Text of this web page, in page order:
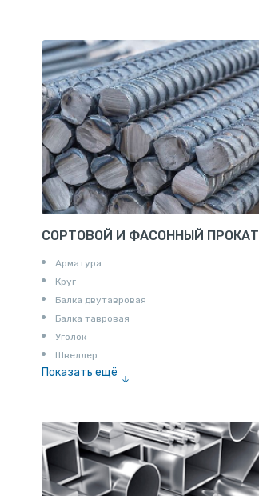
СОРТОВОЙ И ФАСОННЫЙ ПРОКАТ
Арматура
Круг
Балка двутавровая
Балка тавровая
Уголок
Швеллер
Показать ещё
Катанка
Шестигранник
Полособульб
Полукруг